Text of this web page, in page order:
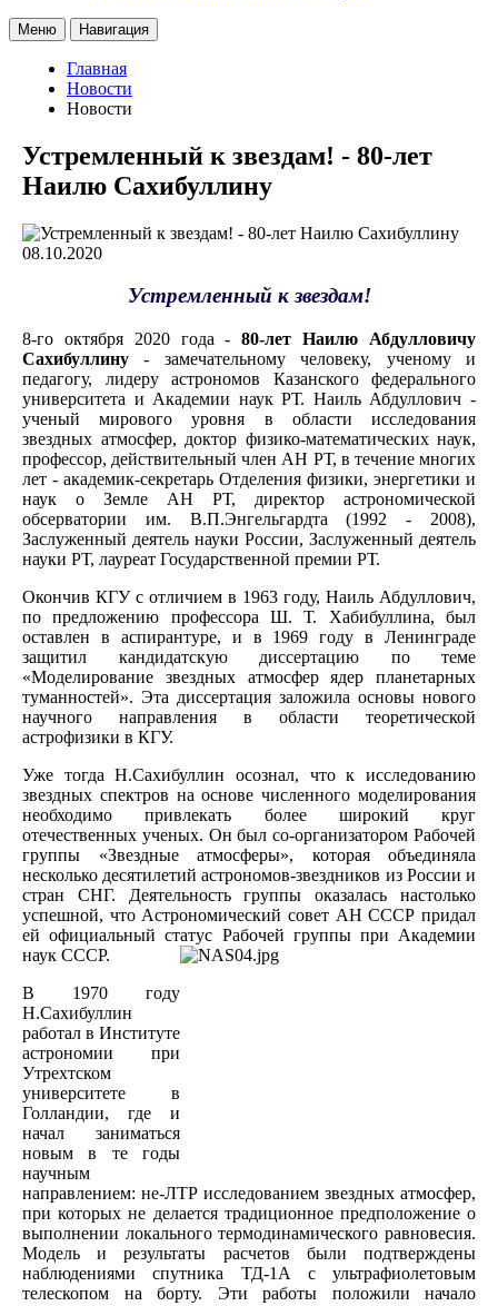
Меню Навигация
Главная
Новости
Новости
Устремленный к звездам! - 80-лет
Наилю Сахибуллину
08.10.2020
Устремленный к звездам!
8-го октября 2020 года - 80-лет Наилю Абдулловичу
Сахибуллину - замечательному человеку, ученому и
педагогу, лидеру астрономов Казанского федерального
университета и Академии наук РТ. Наиль Абдуллович -
ученый мирового уровня в области исследования
звездных атмосфер, доктор физико-математических наук,
профессор, действительный член АН РТ, в течение многих
лет - академик-секретарь Отделения физики, энергетики и
наук о Земле АН РТ, директор астрономической
обсерватории им. В.П.Энгельгардта (1992 - 2008),
Заслуженный деятель науки России, Заслуженный деятель
науки РТ, лауреат Государственной премии РТ.
Окончив КГУ с отличием в 1963 году, Наиль Абдуллович,
по предложению профессора Ш. Т. Хабибуллина, был
оставлен в аспирантуре, и в 1969 году в Ленинграде
защитил кандидатскую диссертацию по теме
«Моделирование звездных атмосфер ядер планетарных
туманностей». Эта диссертация заложила основы нового
научного направления в области теоретической
астрофизики в КГУ.
Уже тогда Н.Сахибуллин осознал, что к исследованию
звездных спектров на основе численного моделирования
необходимо привлекать более широкий круг
отечественных ученых. Он был со-организатором Рабочей
группы «Звездные атмосферы», которая объединяла
несколько десятилетий астрономов-звездников из России и
стран СНГ. Деятельность группы оказалась настолько
успешной, что Астрономический совет АН СССР придал
ей официальный статус Рабочей группы при Академии
наук СССР.
В 1970 году
Н.Сахибуллин
работал в Институте
астрономии при
Утрехтском
университете в
Голландии, где и
начал заниматься
новым в те годы
научным
направлением: не-ЛТР исследованием звездных атмосфер,
при которых не делается традиционное предположение о
выполнении локального термодинамического равновесия.
Модель и результаты расчетов были подтверждены
наблюдениями спутника ТД-1А с ультрафиолетовым
телескопом на борту. Эти работы положили начало